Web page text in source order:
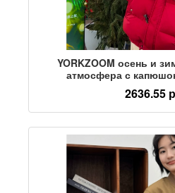
YORKZOOM осень и
атмосфера с
воротником красная
для пары2636.55